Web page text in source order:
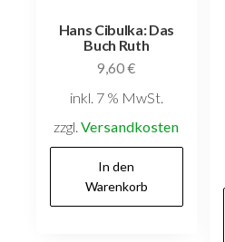
Hans Cibulka: Das
Buch Ruth
9,60€
inkl. 7 % MwSt.
zzgl.Versandkosten
In den
Warenkorb